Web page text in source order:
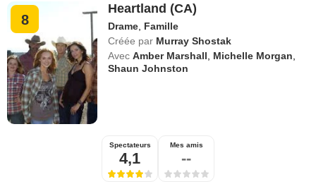
8
Heartland (CA)
Drame Famille
Créée par Murray Shostak
Avec Amber Marshall Michelle Morgan
Shaun Johnston
Spectateurs
4,1
Mes amis
--